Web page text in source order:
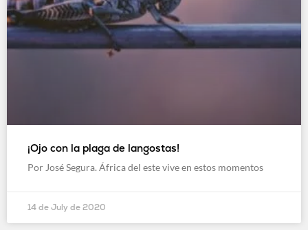
¡Ojo con la plaga de langostas!
Por José Segura. África del este vive en estos momentos
14 de July de 2020